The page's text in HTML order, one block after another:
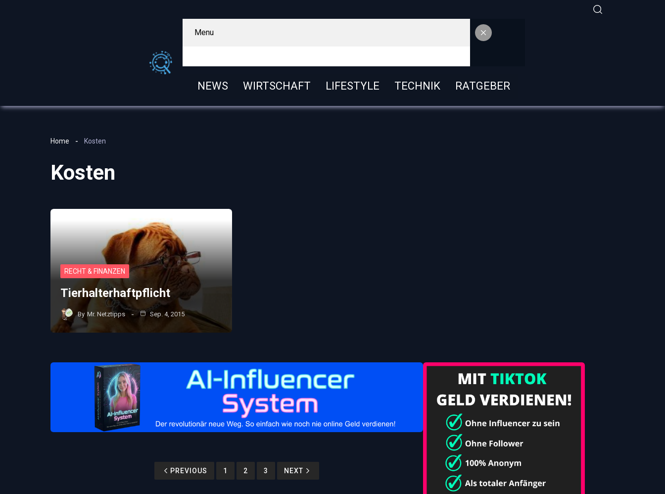
Menu
NEWS WIRTSCHAFT LIFESTYLE TECHNIK RATGEBER
Home Kosten
Kosten
RECHT & FINANZEN
Tierhalterhaftpflicht
By Mr. Netztipps Sep. 4, 2015
PREVIOUS 1 2 3 NEXT